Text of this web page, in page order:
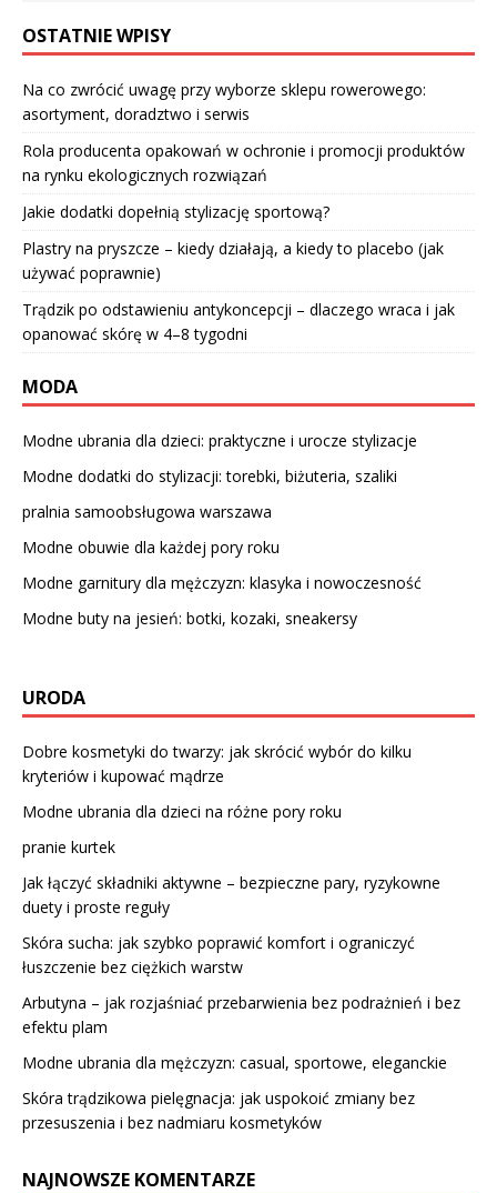
OSTATNIE WPISY
Na co zwrócić uwagę przy wyborze sklepu rowerowego:
asortyment, doradztwo i serwis
Rola producenta opakowań w ochronie i promocji produktów
na rynku ekologicznych rozwiązań
Jakie dodatki dopełnią stylizację sportową?
Plastry na pryszcze – kiedy działają, a kiedy to placebo (jak
używać poprawnie)
Trądzik po odstawieniu antykoncepcji – dlaczego wraca i jak
opanować skórę w 4–8 tygodni
MODA
Modne ubrania dla dzieci: praktyczne i urocze stylizacje
Modne dodatki do stylizacji: torebki, biżuteria, szaliki
pralnia samoobsługowa warszawa
Modne obuwie dla każdej pory roku
Modne garnitury dla mężczyzn: klasyka i nowoczesność
Modne buty na jesień: botki, kozaki, sneakersy
URODA
Dobre kosmetyki do twarzy: jak skrócić wybór do kilku
kryteriów i kupować mądrze
Modne ubrania dla dzieci na różne pory roku
pranie kurtek
Jak łączyć składniki aktywne – bezpieczne pary, ryzykowne
duety i proste reguły
Skóra sucha: jak szybko poprawić komfort i ograniczyć
łuszczenie bez ciężkich warstw
Arbutyna – jak rozjaśniać przebarwienia bez podrażnień i bez
efektu plam
Modne ubrania dla mężczyzn: casual, sportowe, eleganckie
Skóra trądzikowa pielęgnacja: jak uspokoić zmiany bez
przesuszenia i bez nadmiaru kosmetyków
NAJNOWSZE KOMENTARZE